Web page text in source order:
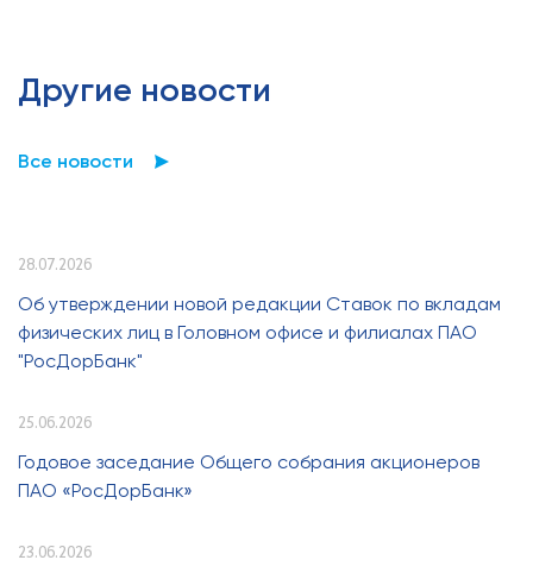
Другие новости
Все новости
28.07.2026
Об утверждении новой редакции Ставок по вкладам
физических лиц в Головном офисе и филиалах ПАО
"РосДорБанк"
25.06.2026
Годовое заседание Общего собрания акционеров
ПАО «РосДорБанк»
23.06.2026